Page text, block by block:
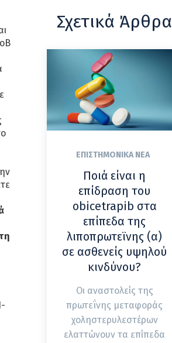
Σχετικά Άρθρα
ΕΠΙΣΤΗΜΟΝΙΚΆ ΝΈΑ
Ποιά είναι η
επίδραση του
obicetrapib στα
επίπεδα της
λιποπρωτεϊνης (α)
σε ασθενείς υψηλού
κινδύνου?
Οι αναστολείς της
πρωτεΐνης μεταφοράς
χοληστερυλεστέρων
ελαττώνουν τα επίπεδα